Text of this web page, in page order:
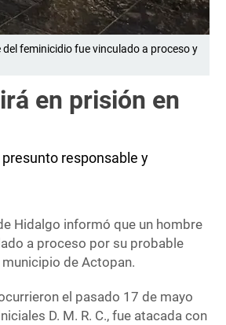
feminicidio fue vinculado a proceso y
en prisión en
responsable y
Hidalgo informó que un hombre
a proceso por su probable
de Actopan.
el pasado 17 de mayo
D. M. R. C., fue atacada con